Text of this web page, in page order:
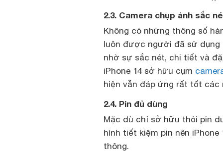
2.3. Camera chụp ảnh sắc
Không có những thông số
luôn được người đã sử
nhờ sự sắc nét, chi tiết và
iPhone 14 sở hữu cụm
hiện vẫn đáp ứng rất tốt các
2.4. Pin đủ dùng
Mặc dù chỉ sở hữu thỏi pin
hình tiết kiệm pin nên
thông.